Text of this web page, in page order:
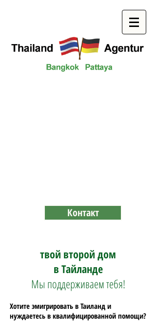
Контакт
твой второй дом
в Тайланде
Мы поддерживаем тебя!
Хотите эмигрировать в Таиланд и
нуждаетесь в квалифицированной помощи?